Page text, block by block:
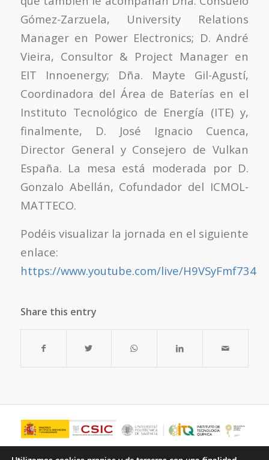
Gómez-Zarzuela, University Relations
Manager en Power Electronics; D. André
Vieira, Consultor & Project Manager en
EIT Innoenergy; Dña. Mayte Gil-Agustí,
Coordinadora del Área de Baterías en el
Instituto Tecnológico de Energía (ITE) y,
finalmente, D. José Ignacio Cuenca,
Director General y Consejero de Vulkan
España. La mesa está moderada por D.
Gonzalo Abellán, Cofundador del ICMOL-
MATTECO.
Podéis visualizar la jornada en el siguiente
enlace:
https://www.youtube.com/live/H9VSyFmf734
Share this entry